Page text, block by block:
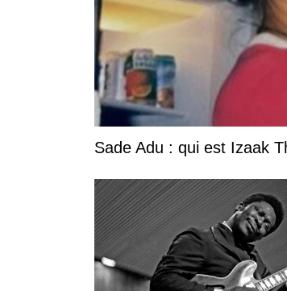
Sade Adu : qui est Izaak